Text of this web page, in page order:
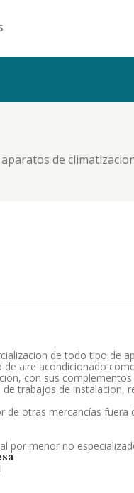
de
con sus
de todo tipo de
de aire acondicionado
con sus complementos
trabajos de instalacion,
de otras mercancías fuera
por menor no